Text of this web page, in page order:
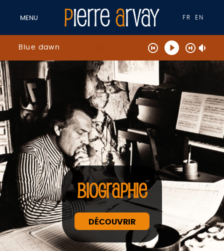
MENU FR EN
Blue dawn
BIOGRAPHIE
DÉCOUVRIR